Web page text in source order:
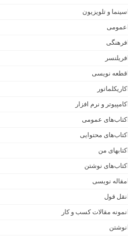
سینما و تلویزیون
عمومی
فرهنگی
فریلنسر
قطعه نویسی
کاریکلماتور
کامپیوتر و نرم افزار
کتاب‌های عمومی
کتاب‌های محتوایی
کتابهای من
کتاب‌های نوشتن
مقاله نویسی
نقل قول
نمونه مقالات کسب و کار
نوشتن